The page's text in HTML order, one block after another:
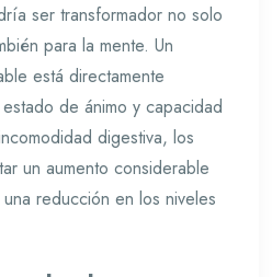
ser transformador no solo
para la mente. Un
está directamente
de ánimo y capacidad
digestiva, los
un aumento considerable
reducción en los niveles